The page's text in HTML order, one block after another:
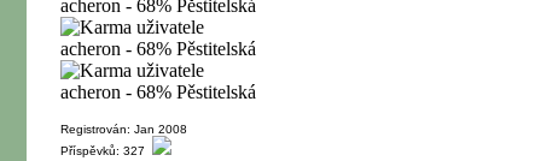
Registrován: Jan 2008
Příspěvků: 327